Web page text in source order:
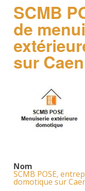
SCMB
de
sur Caen
Nom
SCMB POSE,
domotique sur